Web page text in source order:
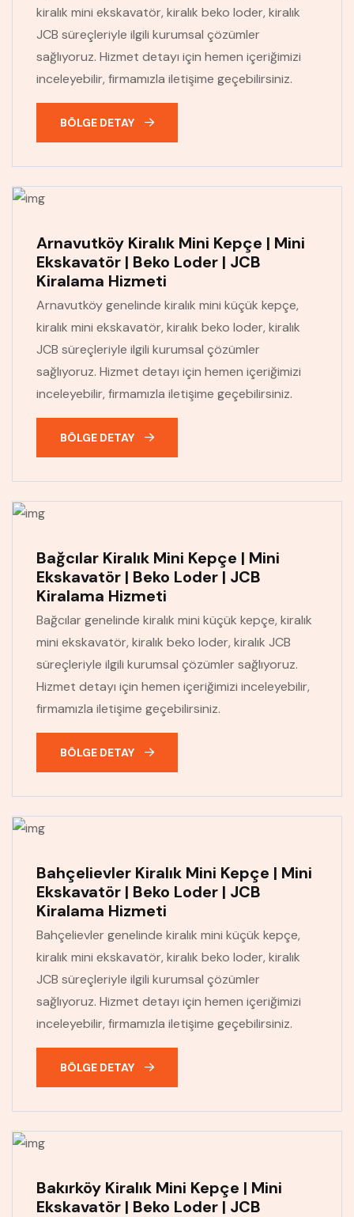
kiralık mini ekskavatör, kiralık beko loder, kiralık
JCB süreçleriyle ilgili kurumsal çözümler
sağlıyoruz. Hizmet detayı için hemen içeriğimizi
inceleyebilir, firmamızla iletişime geçebilirsiniz.
BÖLGE DETAY
Arnavutköy Kiralık Mini Kepçe | Mini
Ekskavatör | Beko Loder | JCB
Kiralama Hizmeti
Arnavutköy genelinde kiralık mini küçük kepçe,
kiralık mini ekskavatör, kiralık beko loder, kiralık
JCB süreçleriyle ilgili kurumsal çözümler
sağlıyoruz. Hizmet detayı için hemen içeriğimizi
inceleyebilir, firmamızla iletişime geçebilirsiniz.
BÖLGE DETAY
Bağcılar Kiralık Mini Kepçe | Mini
Ekskavatör | Beko Loder | JCB
Kiralama Hizmeti
Bağcılar genelinde kiralık mini küçük kepçe, kiralık
mini ekskavatör, kiralık beko loder, kiralık JCB
süreçleriyle ilgili kurumsal çözümler sağlıyoruz.
Hizmet detayı için hemen içeriğimizi inceleyebilir,
firmamızla iletişime geçebilirsiniz.
BÖLGE DETAY
Bahçelievler Kiralık Mini Kepçe | Mini
Ekskavatör | Beko Loder | JCB
Kiralama Hizmeti
Bahçelievler genelinde kiralık mini küçük kepçe,
kiralık mini ekskavatör, kiralık beko loder, kiralık
JCB süreçleriyle ilgili kurumsal çözümler
sağlıyoruz. Hizmet detayı için hemen içeriğimizi
inceleyebilir, firmamızla iletişime geçebilirsiniz.
BÖLGE DETAY
Bakırköy Kiralık Mini Kepçe | Mini
Ekskavatör | Beko Loder | JCB